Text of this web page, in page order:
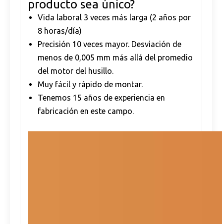
producto sea único?
Vida laboral 3 veces más larga (2 años por
8 horas/día)
Precisión 10 veces mayor. Desviación de
menos de 0,005 mm más allá del promedio
del motor del husillo.
Muy fácil y rápido de montar.
Tenemos 15 años de experiencia en
fabricación en este campo.